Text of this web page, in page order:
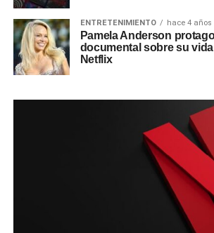
ENTRETENIMIENTO hace 4 años
Pamela Anderson
documental sobre su
Netflix